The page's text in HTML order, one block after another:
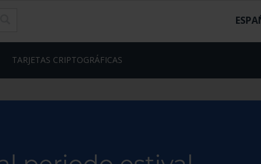
TARJETAS CRIPTOGRÁFICAS